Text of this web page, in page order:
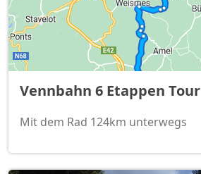
Vennbahn 6 Etappen Tour
Mit dem Rad 124km unterwegs